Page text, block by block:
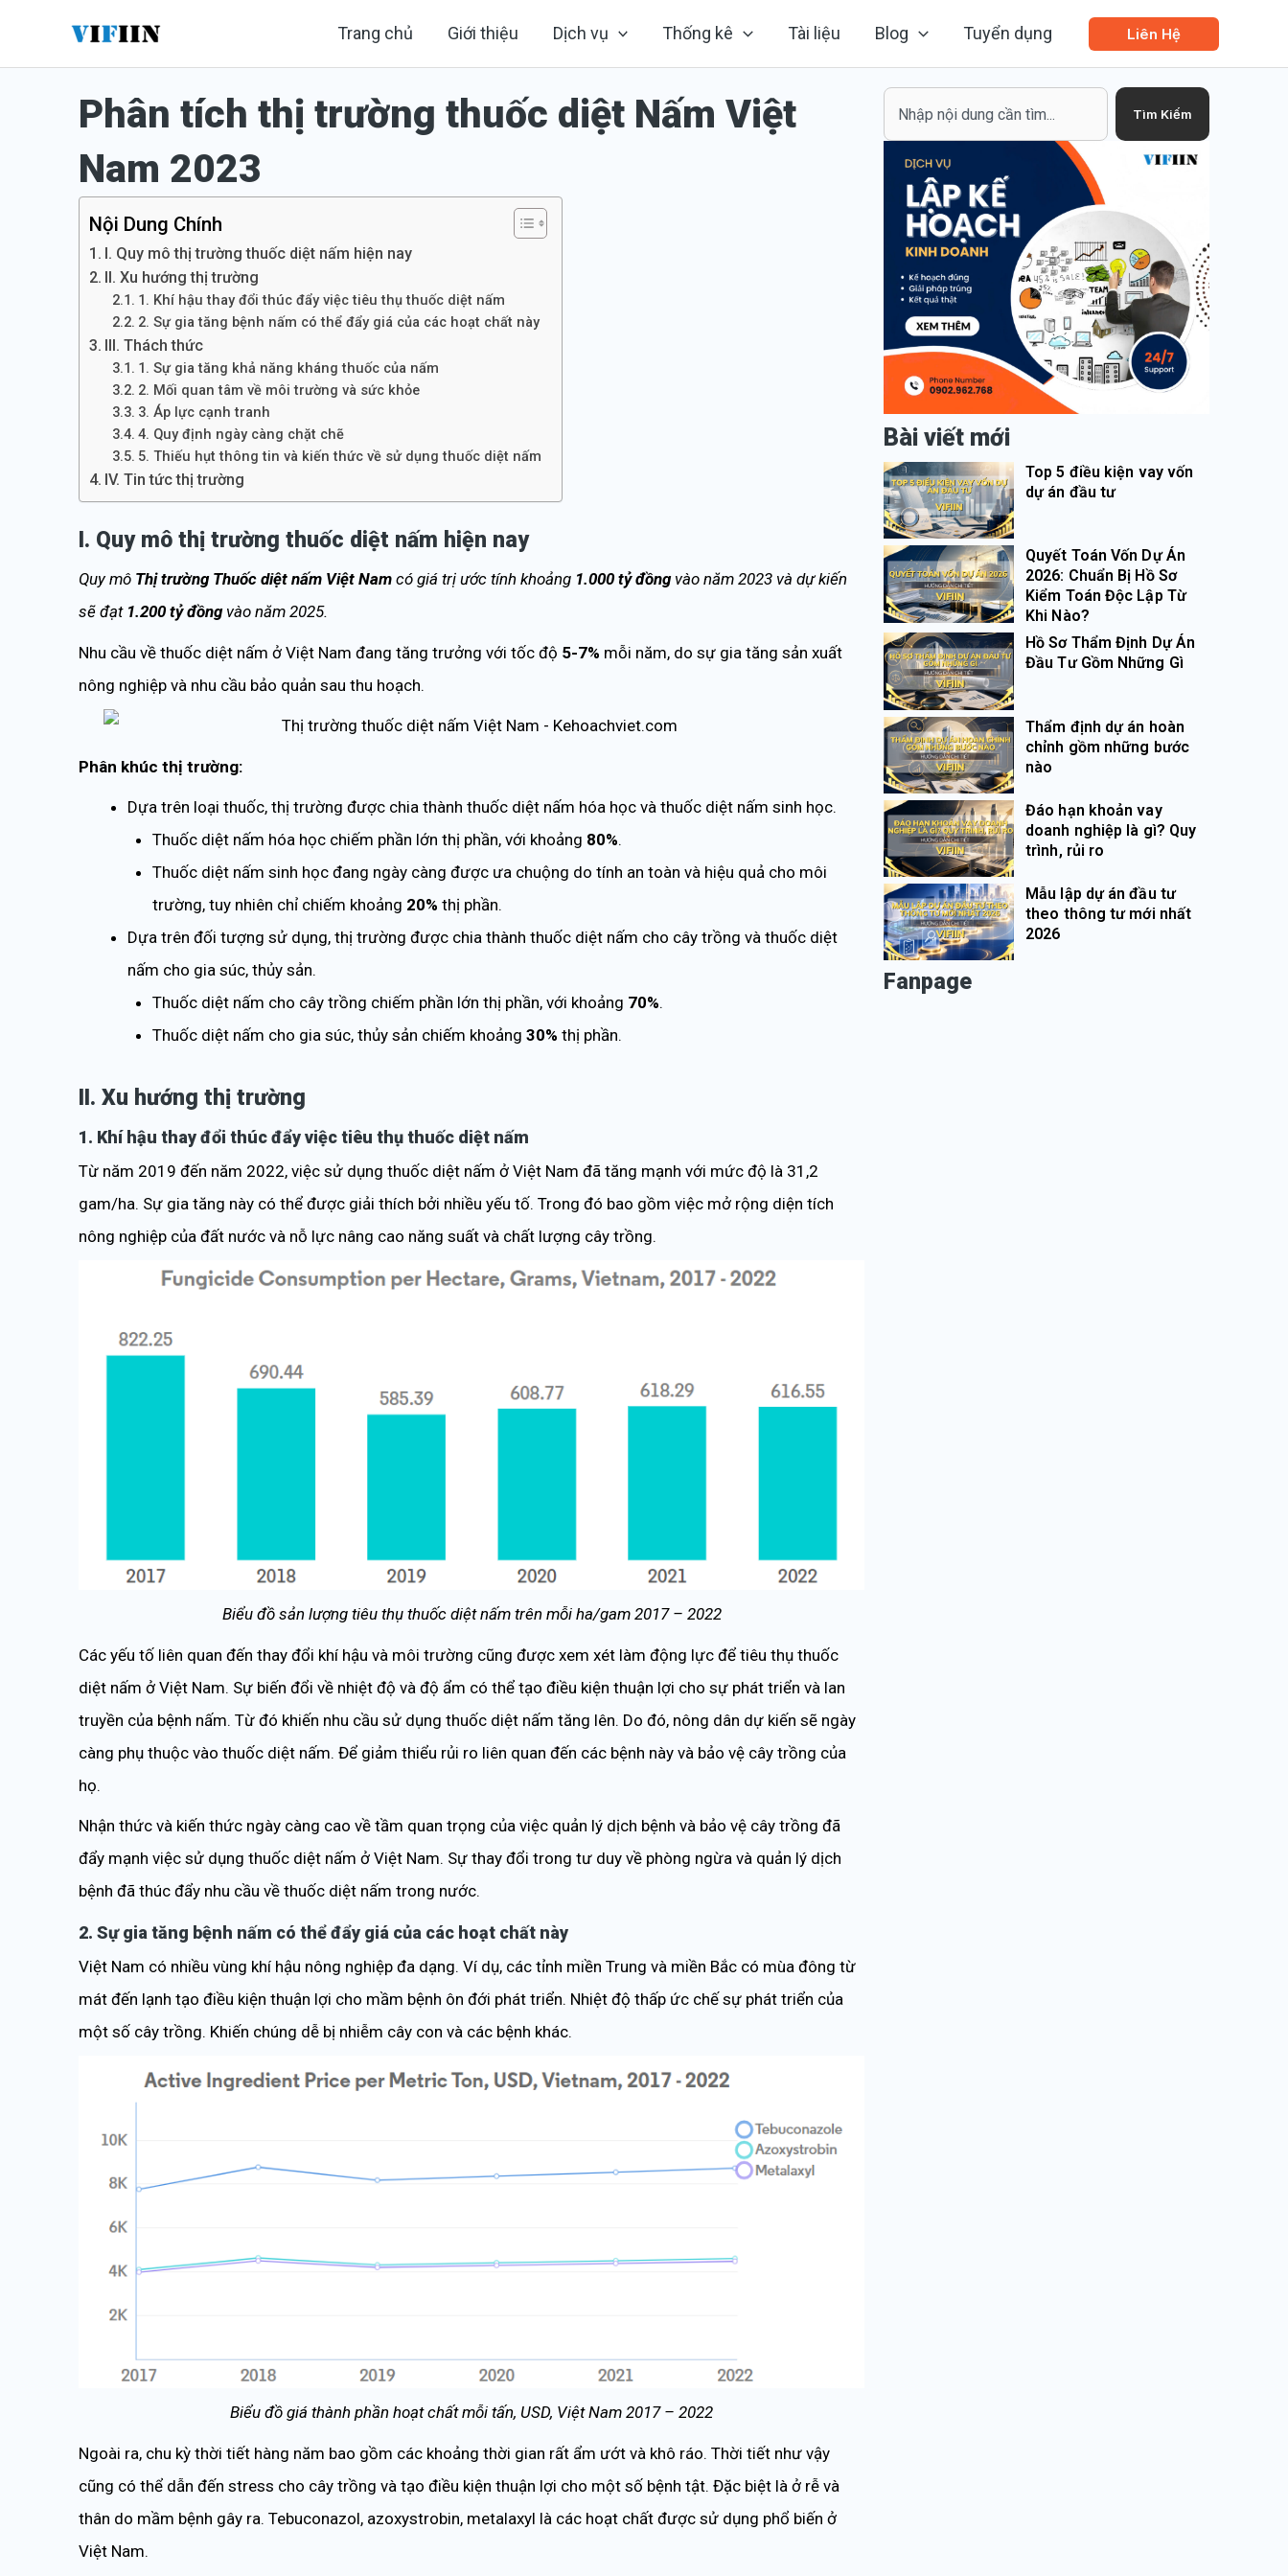
Trang chủ Giới thiệu Dịch vụ Thống kê Tài liệu Blog Tuyển dụng Liên Hệ
Phân tích thị trường thuốc diệt Nấm Việt
Nam 2023
Nội Dung Chính
I. Quy mô thị trường thuốc diệt nấm hiện nay
II. Xu hướng thị trường
1. Khí hậu thay đổi thúc đẩy việc tiêu thụ thuốc diệt nấm
2. Sự gia tăng bệnh nấm có thể đẩy giá của các hoạt chất này
III. Thách thức
1. Sự gia tăng khả năng kháng thuốc của nấm
2. Mối quan tâm về môi trường và sức khỏe
3. Áp lực cạnh tranh
4. Quy định ngày càng chặt chẽ
5. Thiếu hụt thông tin và kiến thức về sử dụng thuốc diệt nấm
IV. Tin tức thị trường
I. Quy mô thị trường thuốc diệt nấm hiện nay
Quy mô Thị trường Thuốc diệt nấm Việt Nam có giá trị ước tính khoảng 1.000 tỷ đồngvào năm 2023 và dự kiến
sẽ đạt 1.200 tỷ đồngvào năm 2025.
Nhu cầu về thuốc diệt nấm ở Việt Nam đang tăng trưởng với tốc độ 5-7% mỗi năm, do sự gia tăng sản xuất
nông nghiệp và nhu cầu bảo quản sau thu hoạch.
Phân khúc thị trường:
Dựa trên loại thuốc, thị trường được chia thành thuốc diệt nấm hóa học và thuốc diệt nấm sinh học.
Thuốc diệt nấm hóa học chiếm phần lớn thị phần, với khoảng 80%.
Thuốc diệt nấm sinh học đang ngày càng được ưa chuộng do tính an toàn và hiệu quả cho môi
trường, tuy nhiên chỉ chiếm khoảng 20% thị phần.
Dựa trên đối tượng sử dụng, thị trường được chia thành thuốc diệt nấm cho cây trồng và thuốc diệt
nấm cho gia súc, thủy sản.
Thuốc diệt nấm cho cây trồng chiếm phần lớn thị phần, với khoảng 70%.
Thuốc diệt nấm cho gia súc, thủy sản chiếm khoảng 30% thị phần.
II. Xu hướng thị trường
1. Khí hậu thay đổi thúc đẩy việc tiêu thụ thuốc diệt nấm
Từ năm 2019 đến năm 2022, việc sử dụng thuốc diệt nấm ở Việt Nam đã tăng mạnh với mức độ là 31,2
gam/ha. Sự gia tăng này có thể được giải thích bởi nhiều yếu tố. Trong đó bao gồm việc mở rộng diện tích
nông nghiệp của đất nước và nỗ lực nâng cao năng suất và chất lượng cây trồng.
Biểu đồ sản lượng tiêu thụ thuốc diệt nấm trên mỗi ha/gam 2017 – 2022
Các yếu tố liên quan đến thay đổi khí hậu và môi trường cũng được xem xét làm động lực để tiêu thụ thuốc
diệt nấm ở Việt Nam. Sự biến đổi về nhiệt độ và độ ẩm có thể tạo điều kiện thuận lợi cho sự phát triển và lan
truyền của bệnh nấm. Từ đó khiến nhu cầu sử dụng thuốc diệt nấm tăng lên. Do đó, nông dân dự kiến sẽ ngày
càng phụ thuộc vào thuốc diệt nấm. Để giảm thiểu rủi ro liên quan đến các bệnh này và bảo vệ cây trồng của
họ.
Nhận thức và kiến thức ngày càng cao về tầm quan trọng của việc quản lý dịch bệnh và bảo vệ cây trồng đã
đẩy mạnh việc sử dụng thuốc diệt nấm ở Việt Nam. Sự thay đổi trong tư duy về phòng ngừa và quản lý dịch
bệnh đã thúc đẩy nhu cầu về thuốc diệt nấm trong nước.
2. Sự gia tăng bệnh nấm có thể đẩy giá của các hoạt chất này
Việt Nam có nhiều vùng khí hậu nông nghiệp đa dạng. Ví dụ, các tỉnh miền Trung và miền Bắc có mùa đông từ
mát đến lạnh tạo điều kiện thuận lợi cho mầm bệnh ôn đới phát triển. Nhiệt độ thấp ức chế sự phát triển của
một số cây trồng. Khiến chúng dễ bị nhiễm cây con và các bệnh khác.
Biểu đồ giá thành phần hoạt chất mỗi tấn, USD, Việt Nam 2017 – 2022
Ngoài ra, chu kỳ thời tiết hàng năm bao gồm các khoảng thời gian rất ẩm ướt và khô ráo. Thời tiết như vậy
cũng có thể dẫn đến stress cho cây trồng và tạo điều kiện thuận lợi cho một số bệnh tật. Đặc biệt là ở rễ và
thân do mầm bệnh gây ra. Tebuconazol, azoxystrobin, metalaxyl là các hoạt chất được sử dụng phổ biến ở
Việt Nam.
Tìm Kiếm
Bài viết mới
Top 5 điều kiện vay vốn
dự án đầu tư
Quyết Toán Vốn Dự Án
2026: Chuẩn Bị Hồ Sơ
Kiểm Toán Độc Lập Từ
Khi Nào?
Hồ Sơ Thẩm Định Dự Án
Đầu Tư Gồm Những Gì
Thẩm định dự án hoàn
chỉnh gồm những bước
nào
Đáo hạn khoản vay
doanh nghiệp là gì? Quy
trình, rủi ro
Mẫu lập dự án đầu tư
theo thông tư mới nhất
2026
Fanpage